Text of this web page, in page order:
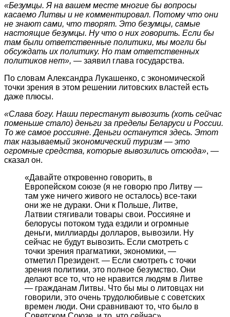
«Безумцы. Я на вашем месте многие бы вопросы
касаемо Литвы и не комментировал. Потому что они
не знают сами, что творят. Это безумцы, самые
настоящие безумцы. Ну что о них говорить. Если бы
там были ответственные политики, мы могли бы
обсуждать их политику. Но там ответственных
политиков нет», — заявил глава государства.
По словам Александра Лукашенко, с экономической
точки зрения в этом решении литовских властей есть
даже плюсы.
«Слава богу. Наши перестанут вывозить (хоть сейчас
поменьше стало) деньги за пределы Беларуси и России.
То же самое россияне. Деньги останутся здесь. Этот
так называемый экономический туризм — это
огромные средства, которые вывозились отсюда», —
сказал он.
«Давайте откровенно говорить, в
Европейском союзе (я не говорю про Литву —
там уже ничего живого не осталось) все-таки
они же не дураки. Они к Польше, Литве,
Латвии стягивали товары свои. Россияне и
белорусы потоком туда ездили и огромные
деньги, миллиарды долларов, вывозили. Ну
сейчас не будут вывозить. Если смотреть с
точки зрения прагматики, экономики, —
отметил Президент. — Если смотреть с точки
зрения политики, это полное безумство. Они
делают все то, что не нравится людям в Литве
— гражданам Литвы. Что бы мы о литовцах ни
говорили, это очень трудолюбивые с советских
времен люди. Они сравнивают то, что было в